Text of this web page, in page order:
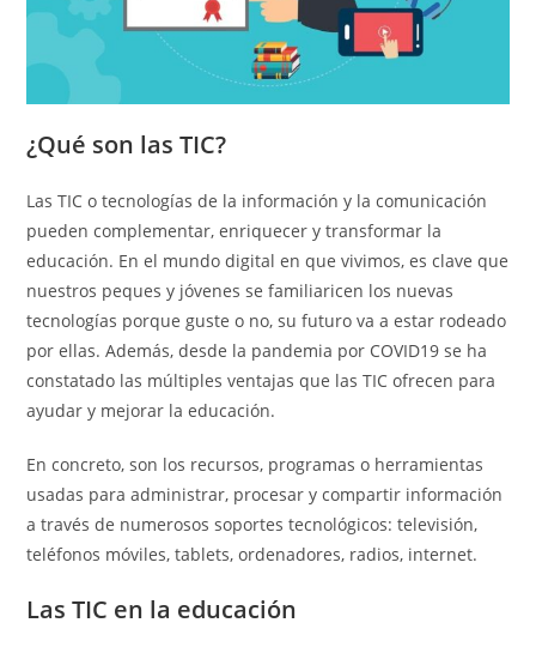
¿Qué son las TIC?
Las TIC o tecnologías de la información y la comunicación
pueden complementar, enriquecer y transformar la
educación. En el mundo digital en que vivimos, es clave que
nuestros peques y jóvenes se familiaricen los nuevas
tecnologías porque guste o no, su futuro va a estar rodeado
por ellas. Además, desde la pandemia por COVID19 se ha
constatado las múltiples ventajas que las TIC ofrecen para
ayudar y mejorar la educación.
En concreto, son los recursos, programas o herramientas
usadas para administrar, procesar y compartir información
a través de numerosos soportes tecnológicos: televisión,
teléfonos móviles, tablets, ordenadores, radios, internet.
Las TIC en la educación